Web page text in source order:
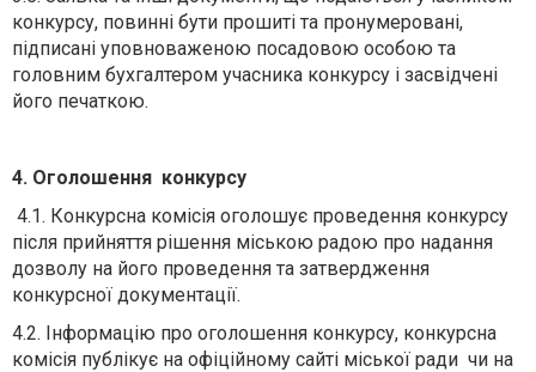
конкурсу, повинні бути прошиті та пронумеровані,
підписані уповноваженою посадовою особою та
головним бухгалтером учасника конкурсу і засвідчені
його печаткою.
4. Оголошення конкурсу
4.1. Конкурсна комісія оголошує проведення конкурсу
після прийняття рішення міською радою про надання
дозволу на його проведення та затвердження
конкурсної документації.
4.2. Інформацію про оголошення конкурсу, конкурсна
комісія публікує на офіційному сайті міської ради чи на